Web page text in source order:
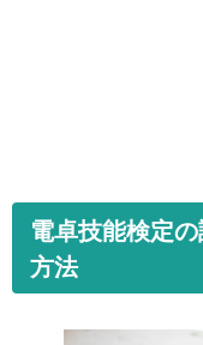
電卓技能検定
方法